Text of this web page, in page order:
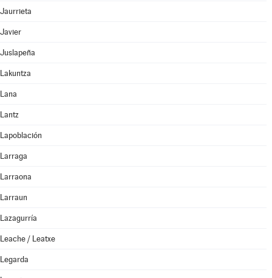
Jaurrieta
Javier
Juslapeña
Lakuntza
Lana
Lantz
Lapoblación
Larraga
Larraona
Larraun
Lazagurría
Leache / Leatxe
Legarda